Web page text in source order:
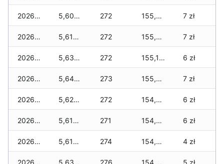
2026-06-23 5,600 zł 272 155,450 zł 7 zł
2026-06-22 5,610 zł 272 155,250 zł 7 zł
2026-06-21 5,630 zł 272 155,120 zł 6 zł
2026-06-20 5,640 zł 273 155,040 zł 7 zł
2026-06-19 5,620 zł 272 154,920 zł 6 zł
2026-06-18 5,610 zł 271 154,720 zł 6 zł
2026-06-17 5,610 zł 274 154,580 zł 4 zł